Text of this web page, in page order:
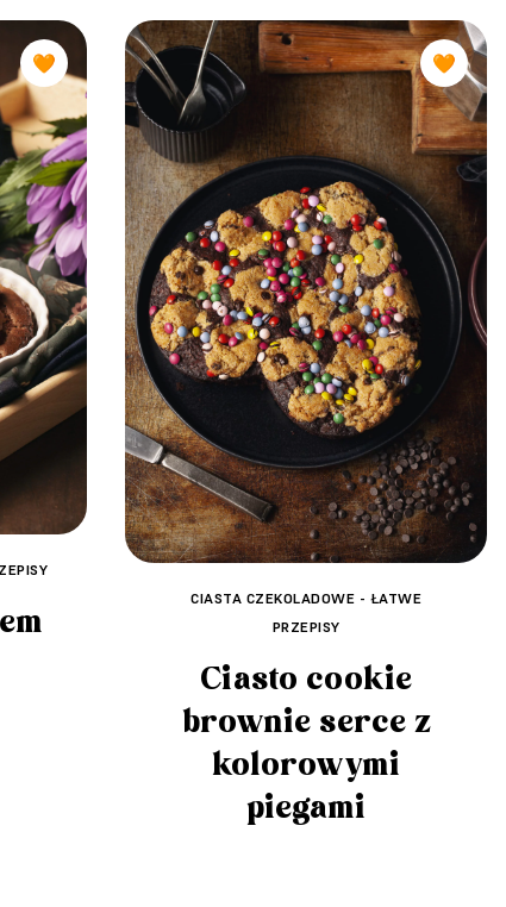
🧡 🧡
CIASTA CZEKOLADOWE - ŁATWE
PRZEPISY
Ciasto cookie
brownie serce z
kolorowymi
piegami